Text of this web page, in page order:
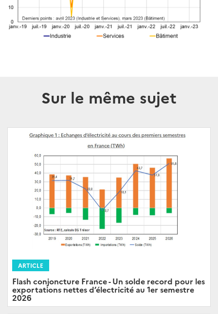
Sur le même sujet
ARTICLE
Flash conjoncture France - Un solde record pour les
exportations nettes d’électricité au 1er semestre
2026